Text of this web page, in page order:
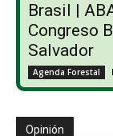
Brasil |
Congreso
Salvador
Agenda Forestal
Opinión